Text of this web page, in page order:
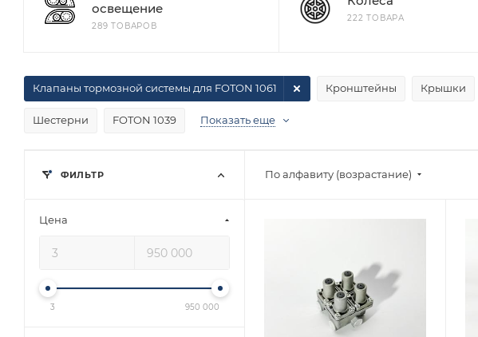
освещение
289 ТОВАРОВ
222 ТОВАРА
Кронштейны Крышки
Шестерни FOTON 1039
Клапаны тормозной системы для FOTON 1061
Показать еще
По алфавиту (возрастание)
ФИЛЬТР
Цена
3 950 000